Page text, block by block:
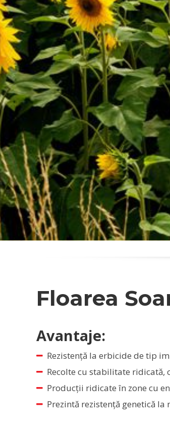
Floarea
Avantaje:
Rezistență la erbicide de tip
Recolte cu stabilitate ridicată,
Producții ridicate în zone cu
Prezintă rezistență genetică la